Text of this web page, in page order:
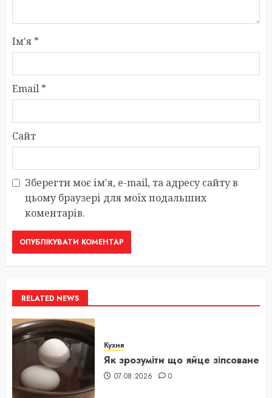
Ім'я *
Email *
Сайт
Зберегти моє ім'я, e-mail, та адресу сайту в
цьому браузері для моїх подальших
коментарів.
RELATED NEWS
Кухня
Як зрозуміти що яйце зіпсоване
07.08.2026 0